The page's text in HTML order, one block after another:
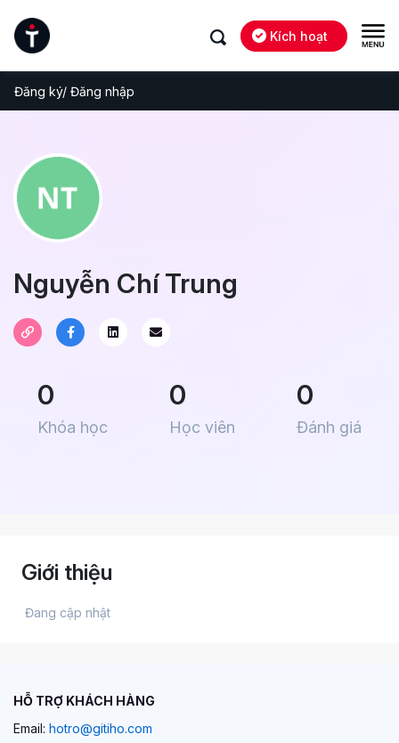
Kích hoạt
Đăng ký/ Đăng nhập
Nguyễn Chí Trung
0
Khóa học
0
Học viên
0
Đánh giá
Giới thiệu
Đang cập nhật
HỖ TRỢ KHÁCH HÀNG
Email: hotro@gitiho.com